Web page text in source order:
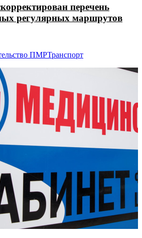
перечень
регулярных маршрутов
ПМРТранспорт